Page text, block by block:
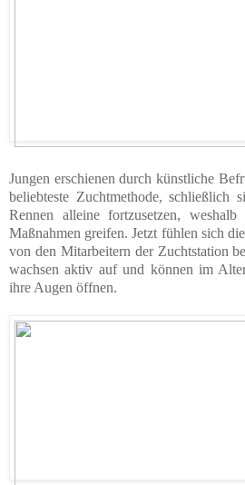
Jungen erschienen durch künstliche
beliebteste Zuchtmethode, schließlich
Rennen alleine fortzusetzen,
Maßnahmen greifen. Jetzt fühlen sich
von den Mitarbeitern der Zuchtstation
wachsen aktiv auf und können im
ihre Augen öffnen.